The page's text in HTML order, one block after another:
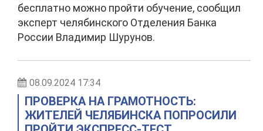
бесплатно можно пройти обучение, сообщил
эксперт челябинского Отделения Банка
России Владимир Шурунов.
08.09.2024 17:34
ПРОВЕРКА НА ГРАМОТНОСТЬ:
ЖИТЕЛЕЙ ЧЕЛЯБИНСКА ПОПРОСИЛИ